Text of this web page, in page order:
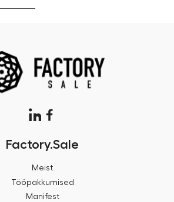
Factory.Sale
Meist
Tööpakkumised
Manifest